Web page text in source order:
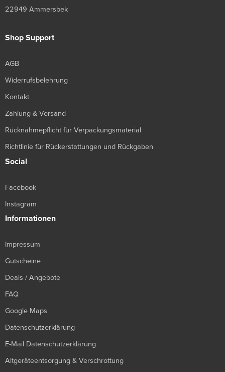
22949 Ammersbek
Shop Support
AGB
Widerrufsbelehrung
Kontakt
Zahlung & Versand
Rücknahmepflicht für Verpackungsmaterial
Richtlinie für Rückerstattungen und Rückgaben
Social
Facebook
Instagram
Informationen
Impressum
Gutscheine
Deals / Angebote
FAQ
Google Maps
Datenschutzerklärung
E-Mail Datenschutzerklärung
Altgeräteentsorgung & Verschrottung